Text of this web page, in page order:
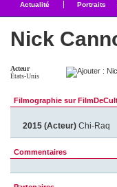
Actualité Portraits
Nick
Acteur
États-Unis
Filmographie sur
2015 (Acteur) Chi-Raq
Commentaires